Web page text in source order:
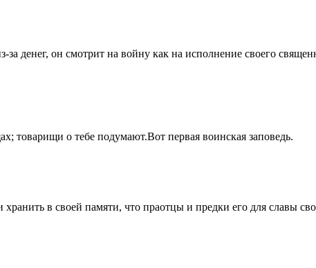
за денег, он смотрит на войну как на исполнение своего
товарищи о тебе подумают.Вот первая воинская заповедь.
хранить в своей памяти, что праотцы и предки его для славы